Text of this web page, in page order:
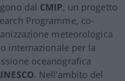
dal CMIP, un progetto
Programme, co-
meteorologica
internazionale per la
oceanografica
. Nell’ambito del